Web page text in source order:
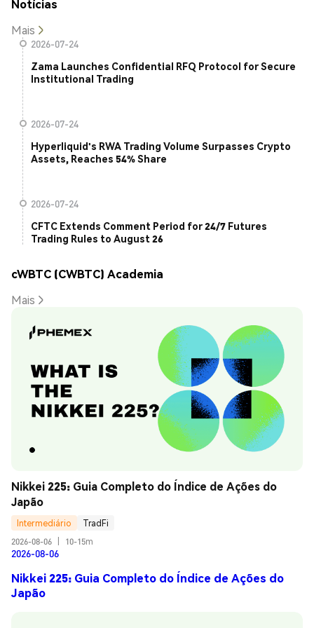
Notícias
Mais
2026-07-24
Zama Launches Confidential RFQ Protocol for Secure
Institutional Trading
2026-07-24
Hyperliquid's RWA Trading Volume Surpasses Crypto
Assets, Reaches 54% Share
2026-07-24
CFTC Extends Comment Period for 24/7 Futures
Trading Rules to August 26
cWBTC (CWBTC) Academia
Mais
Nikkei 225: Guia Completo do Índice de Ações do
Japão
Intermediário
TradFi
2026-08-06
10-15m
2026-08-06
Nikkei 225: Guia Completo do Índice de Ações do
Japão